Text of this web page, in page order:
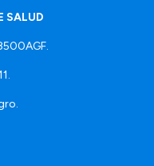
SALUD